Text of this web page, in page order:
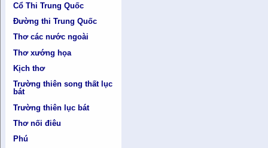
Cổ Thi Trung Quốc
Đường thi Trung Quốc
Thơ các nước ngoài
Thơ xướng họa
Kịch thơ
Trường thiên song thất lục
bát
Trường thiên lục bát
Thơ nối điêu
Phú